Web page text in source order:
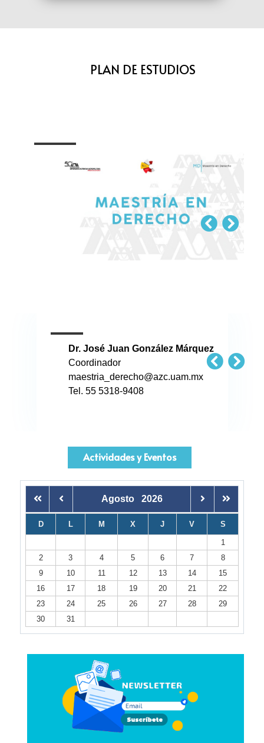
PLAN DE ESTUDIOS
Dr. José Juan González Márquez
Coordinador
maestria_derecho@azc.uam.mx
Tel. 55 5318-9408
Actividades y Eventos
Agosto 2026
D L M X J V S
1
2
3 4 5 6 7
8
9
10 11 12 13 14
15
16
17 18 19 20 21
22
23
24 25 26 27 28
29
30
31